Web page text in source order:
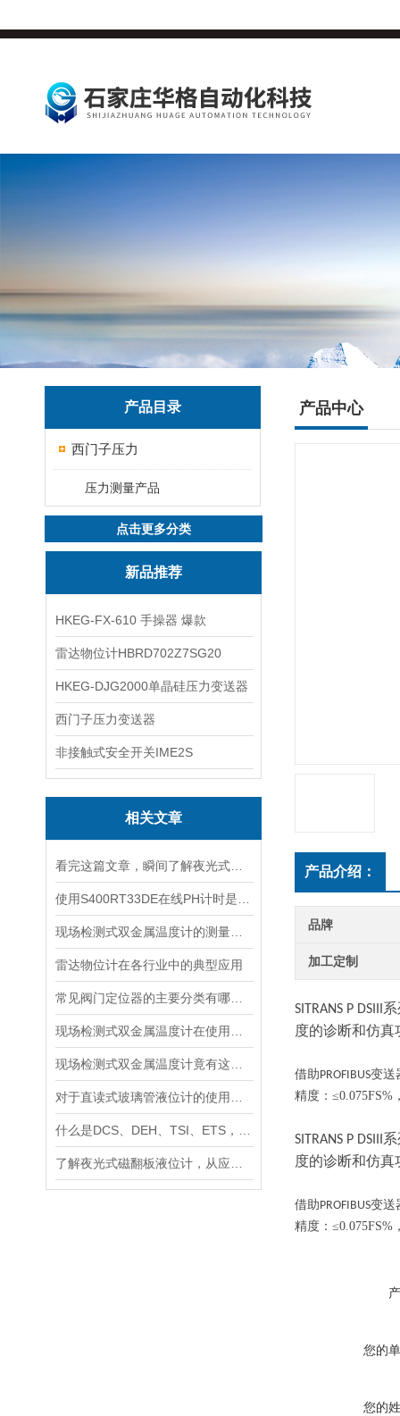
产品目录
西门子压力
压力测量产品
点击更多分类
新品推荐
HKEG-FX-610 手操器 爆款
雷达物位计HBRD702Z7SG20
HKEG-DJG2000单晶硅压力变送器
西门子压力变送器
非接触式安全开关IME2S
相关文章
雷达物位计在各行业中的典型应用
产品中心
产品介绍：
品牌
加工定制
SITRANS P DSIII
度的诊断和仿真
借助PROFIBUS变送
精度： ≤0.075FS%
SITRANS P DSIII
度的诊断和仿真
借助PROFIBUS变送
精度： ≤0.075FS%
您的
您的